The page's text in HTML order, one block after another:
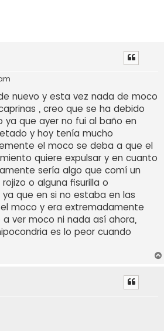
nuevo y esta vez nada de moco
, creo que se ha debido
que ayer no fui al baño en
y hoy tenía mucho
el moco se deba a que el
quiere expulsar y en cuanto
sería algo que comí un
o alguna fisurilla o
que en si no estaba en las
moco y era extremadamente
ver moco ni nada así ahora,
es lo peor cuando